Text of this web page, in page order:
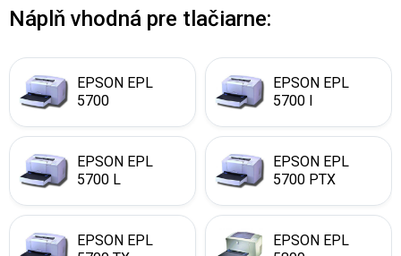
Náplň vhodná pre tlačiarne:
EPSON EPL
5700
EPSON EPL
5700 I
EPSON EPL
5700 L
EPSON EPL
5700 PTX
EPSON EPL
EPSON EPL